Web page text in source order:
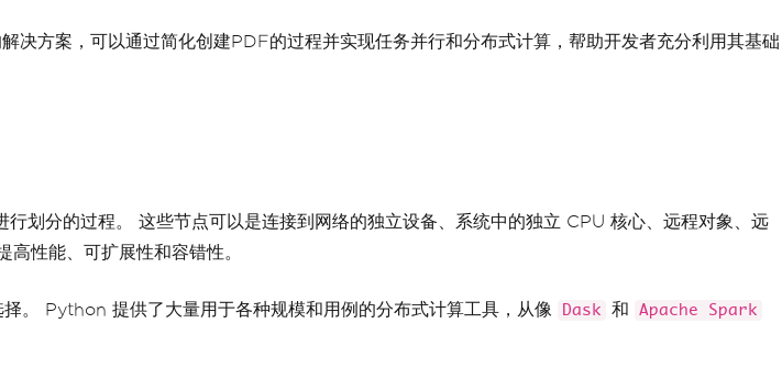
决方案，可以通过简化创建PDF的过程并实现任务并行和分布式计算，帮助开发者充分利用其基础
划分的过程。 这些节点可以是连接到网络的独立设备、系统中的独立 CPU 核心、远程对象、远
性能、可扩展性和容错性。
。 Python 提供了大量用于各种规模和用例的分布式计算工具，从像 Dask 和 Apache Spark